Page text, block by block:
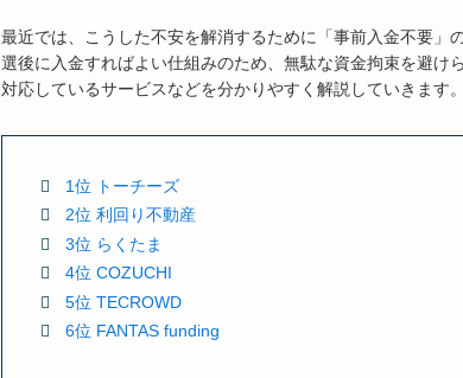
最近では、こうした不安を解消するために「事前入金不要
選後に入金すればよい仕組みのため、無駄な資金拘束を避
対応しているサービスなどを分かりやすく解説していきます。
1位 トーチーズ
2位 利回り不動産
3位 らくたま
4位 COZUCHI
5位 TECROWD
6位 FANTAS funding